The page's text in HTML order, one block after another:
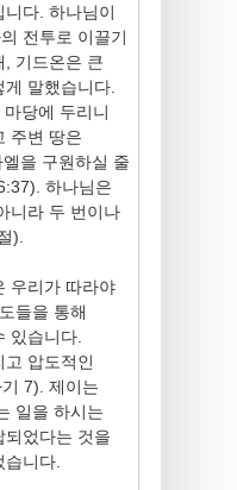
다. 하나님이
전투로 이끌기
, 기드온은 큰
말했습니다.
당에 두리니
주변 땅은
을 구원하실 줄
하나님은
니라 두 번이나
).
우리가 따라야
들을 통해
있습니다.
압도적인
7). 제이는
일을 하시는
었다는 것을
니다.